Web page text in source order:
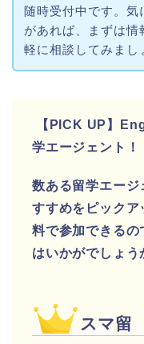
随時受付中です。気
があれば、まずは
軽に相談してみまし
【PICK UP】
学エージェント！
数ある留学エー
すすめをピックア
料で参加できるの
はいかがでしょう
スマ留